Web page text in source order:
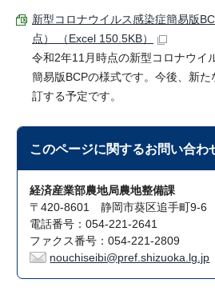
新型コロナウイルス感染症簡易版
点） （Excel 150.5KB）
令和2年11月時点の新型コロナウイ
簡易版BCPの様式です。今後、新
訂する予定です。
このページに関するお問い合わ
経済産業部農地局農地整備課
〒420-8601 静岡市葵区追手町9-6
電話番号：054-221-2641
ファクス番号：054-221-2809
nouchiseibi@pref.shizuoka.lg.jp